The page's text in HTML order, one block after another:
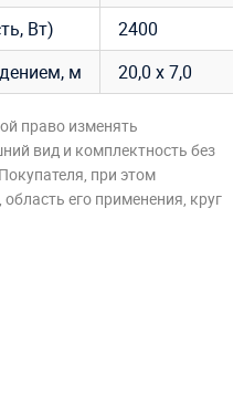
Вт)
2400
м
20,0 х 7,0
право изменять
вид и комплектность без
при этом
его применения, круг